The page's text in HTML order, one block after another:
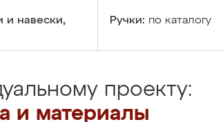
и навески,
Ручки: по каталогу
проекту:
и материалы